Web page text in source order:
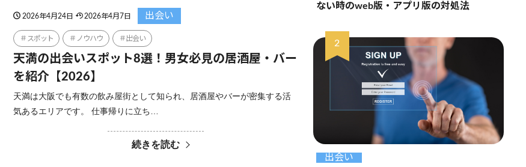
2026年4月24日 2026年4月7日 出会い
スポット ノウハウ 出会い
天満の出会いスポット8選！男女必見の居酒屋・バー
を紹介【2026】
天満は大阪でも有数の飲み屋街として知られ、居酒屋やバーが密集する活
気あるエリアです。 仕事帰りに立ち…
続きを読む
ない時のweb版・アプリ版の対処法
出会い